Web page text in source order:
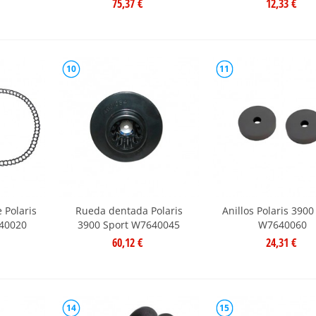
75,37 € 12,33 €
Polaris
10
Rueda dentada Polaris
3900 Sport W7640045
60,12 €
11
Anillos Polaris
W7640060
24,31 €
14 15